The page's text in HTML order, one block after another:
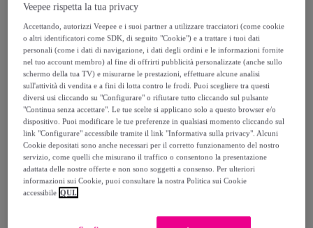
T-shirt TAIPAN 100% cotone bianco
14,40 €
38,00 €
-62%
Guida alle taglie
Venduto daHot Buttered
Veepee rispetta la tua privacy
Accettando, autorizzi Veepee e i suoi partner a utilizzare tracciatori (come cookie
o altri identificatori come SDK, di seguito "Cookie") e a trattare i tuoi dati
personali (come i dati di navigazione, i dati degli ordini e le informazioni fornite
nel tuo account membro) al fine di offrirti pubblicità personalizzate (anche sullo
schermo della tua TV) e misurarne le prestazioni, effettuare alcune analisi
sull'attività di vendita e a fini di lotta contro le frodi. Puoi scegliere tra questi
diversi usi cliccando su "Configurare" o rifiutare tutto cliccando sul pulsante
"Continua senza accettare". Le tue scelte si applicano solo a questo browser e/o
dispositivo. Puoi modificare le tue preferenze in qualsiasi momento cliccando sul
link "Configurare" accessibile tramite il link "Informativa sulla privacy". Alcuni
Cookie depositati sono anche necessari per il corretto funzionamento del nostro
servizio, come quelli che misurano il traffico o consentono la presentazione
adattata delle nostre offerte e non sono soggetti a consenso. Per ulteriori
informazioni sui Cookie, puoi consultare la nostra Politica sui Cookie
accessibile QUI.